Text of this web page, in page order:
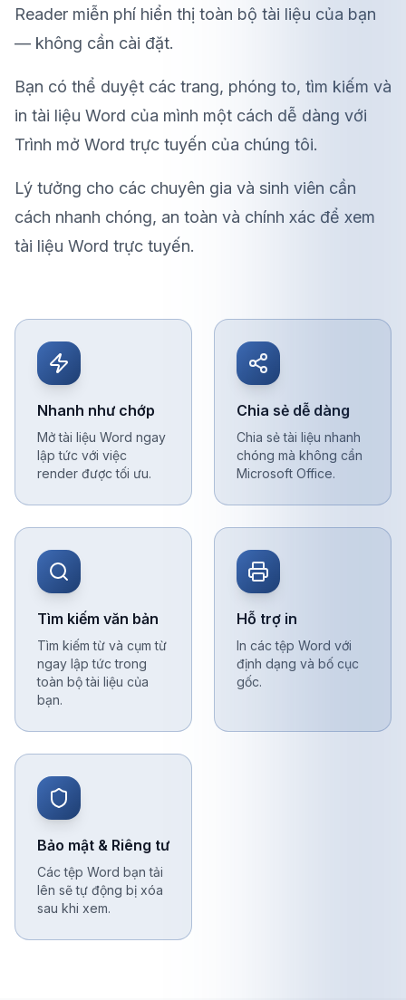
Reader miễn phí hiển thị toàn bộ tài liệu của bạn
— không cần cài đặt.
Bạn có thể duyệt các trang, phóng to, tìm kiếm và
in tài liệu Word của mình một cách dễ dàng với
Trình mở Word trực tuyến của chúng tôi.
Lý tưởng cho các chuyên gia và sinh viên cần
cách nhanh chóng, an toàn và chính xác để xem
tài liệu Word trực tuyến.
Nhanh như chớp
Mở tài liệu Word ngay
lập tức với việc
render được tối ưu.
Chia sẻ dễ dàng
Chia sẻ tài liệu nhanh
chóng mà không cần
Microsoft Office.
Tìm kiếm văn bản
Tìm kiếm từ và cụm từ
ngay lập tức trong
toàn bộ tài liệu của
bạn.
Hỗ trợ in
In các tệp Word với
định dạng và bố cục
gốc.
Bảo mật & Riêng tư
Các tệp Word bạn tải
lên sẽ tự động bị xóa
sau khi xem.